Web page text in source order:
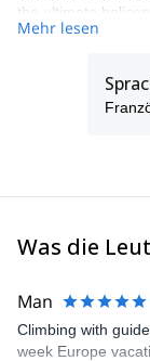
the ultimate
There are two
heli skiing and
- Wide open
- ONLY Small
- Vertical drop
Mehr lesen
Was die
Man
Climbing with
week Europe